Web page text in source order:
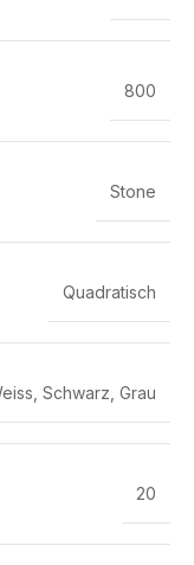
800
Stone
Quadratisch
Schwarz Grau
20